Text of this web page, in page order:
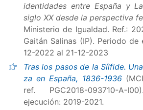
identidades entre España y
siglo XX desde la perspectiva
Ministerio de Igualdad. Ref.:
Gaitán Salinas (IP). Periodo
12-2022 al 21-12-2023
Tras los pasos de la Sílfide.
za en España, 1836-1936
ref. PGC2018-093710-A-
ejecución: 2019-2021.